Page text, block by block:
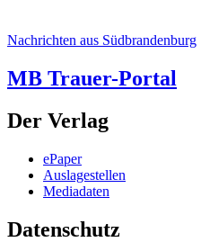
Nachrichten aus Südbrandenburg
MB Trauer-Portal
Der Verlag
ePaper
Auslagestellen
Mediadaten
Datenschutz